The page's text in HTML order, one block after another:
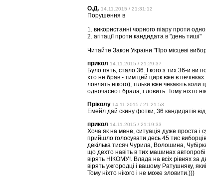
О.Д. 14.11.2015 / 21:31:12
Порушення в
1. використанні чорного піару проти
2. агітації проти кандидата в "день тиші"
Читайте Закон України "Про місцеві
прикол 14.11.2015 / 21:29:37
Було пять, стало 36. І кого з тих 36-и ви
хто не брав - тим цей цирк вже в
ловлять нікого), тільки вже чекають
одночасно і брала, і ловить. Тому ніхто
Пріколу 14.11.2015 / 21:21:53
Емейл дай скину фотки, 36 кандидатів
прикол 14.11.2015 / 21:19:33
Хоча як на мене, ситуація дуже проста і
прийшло голосувати десь 45 тис
декілька тисяч Чурила, Волошина,
що дехто навіть в тих машинах
вірять НІКОМУ!. Влада на всіх рівнях за
вірять ужгородці і вашому Ратушняку,
Тому ніхто нікого і не може зловити.)))